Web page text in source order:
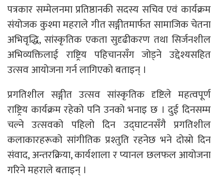
पत्रकार सम्मेलनमा प्रतिष्ठानकी सदस्य सचिव एवं कार्यक्रम
संयोजक कुश्मा महराले गीत सङ्गीतमार्फत सामाजिक चेतना
अभिवृद्धि, सांस्कृतिक एकता सुदृढीकरण तथा सिर्जनशील
अभिव्यक्तिलाई राष्ट्रिय पहिचानसँग जोड्ने उद्देश्यसहित
उत्सव आयोजना गर्न लागिएको बताइन् ।
प्रगतिशील सङ्गीत उत्सव सांस्कृतिक दृष्टिले महत्वपूर्ण
राष्ट्रिय कार्यक्रम रहेको पनि उनको भनाइ छ । दुई दिनसम्म
चल्ने उत्सवको पहिलो दिन उद्घाटनसँगै प्रगतिशील
कलाकारहरूको सांगीतिक प्रश्तुति रहनेछ भने दोस्रो दिन
संवाद, अन्तरक्रिया, कार्यशाला र प्यानल छलफल आयोजना
गरिने महराले बताइन् ।